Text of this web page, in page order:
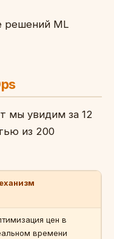
решений ML
мы увидим за 12
из 200
цен в
времени